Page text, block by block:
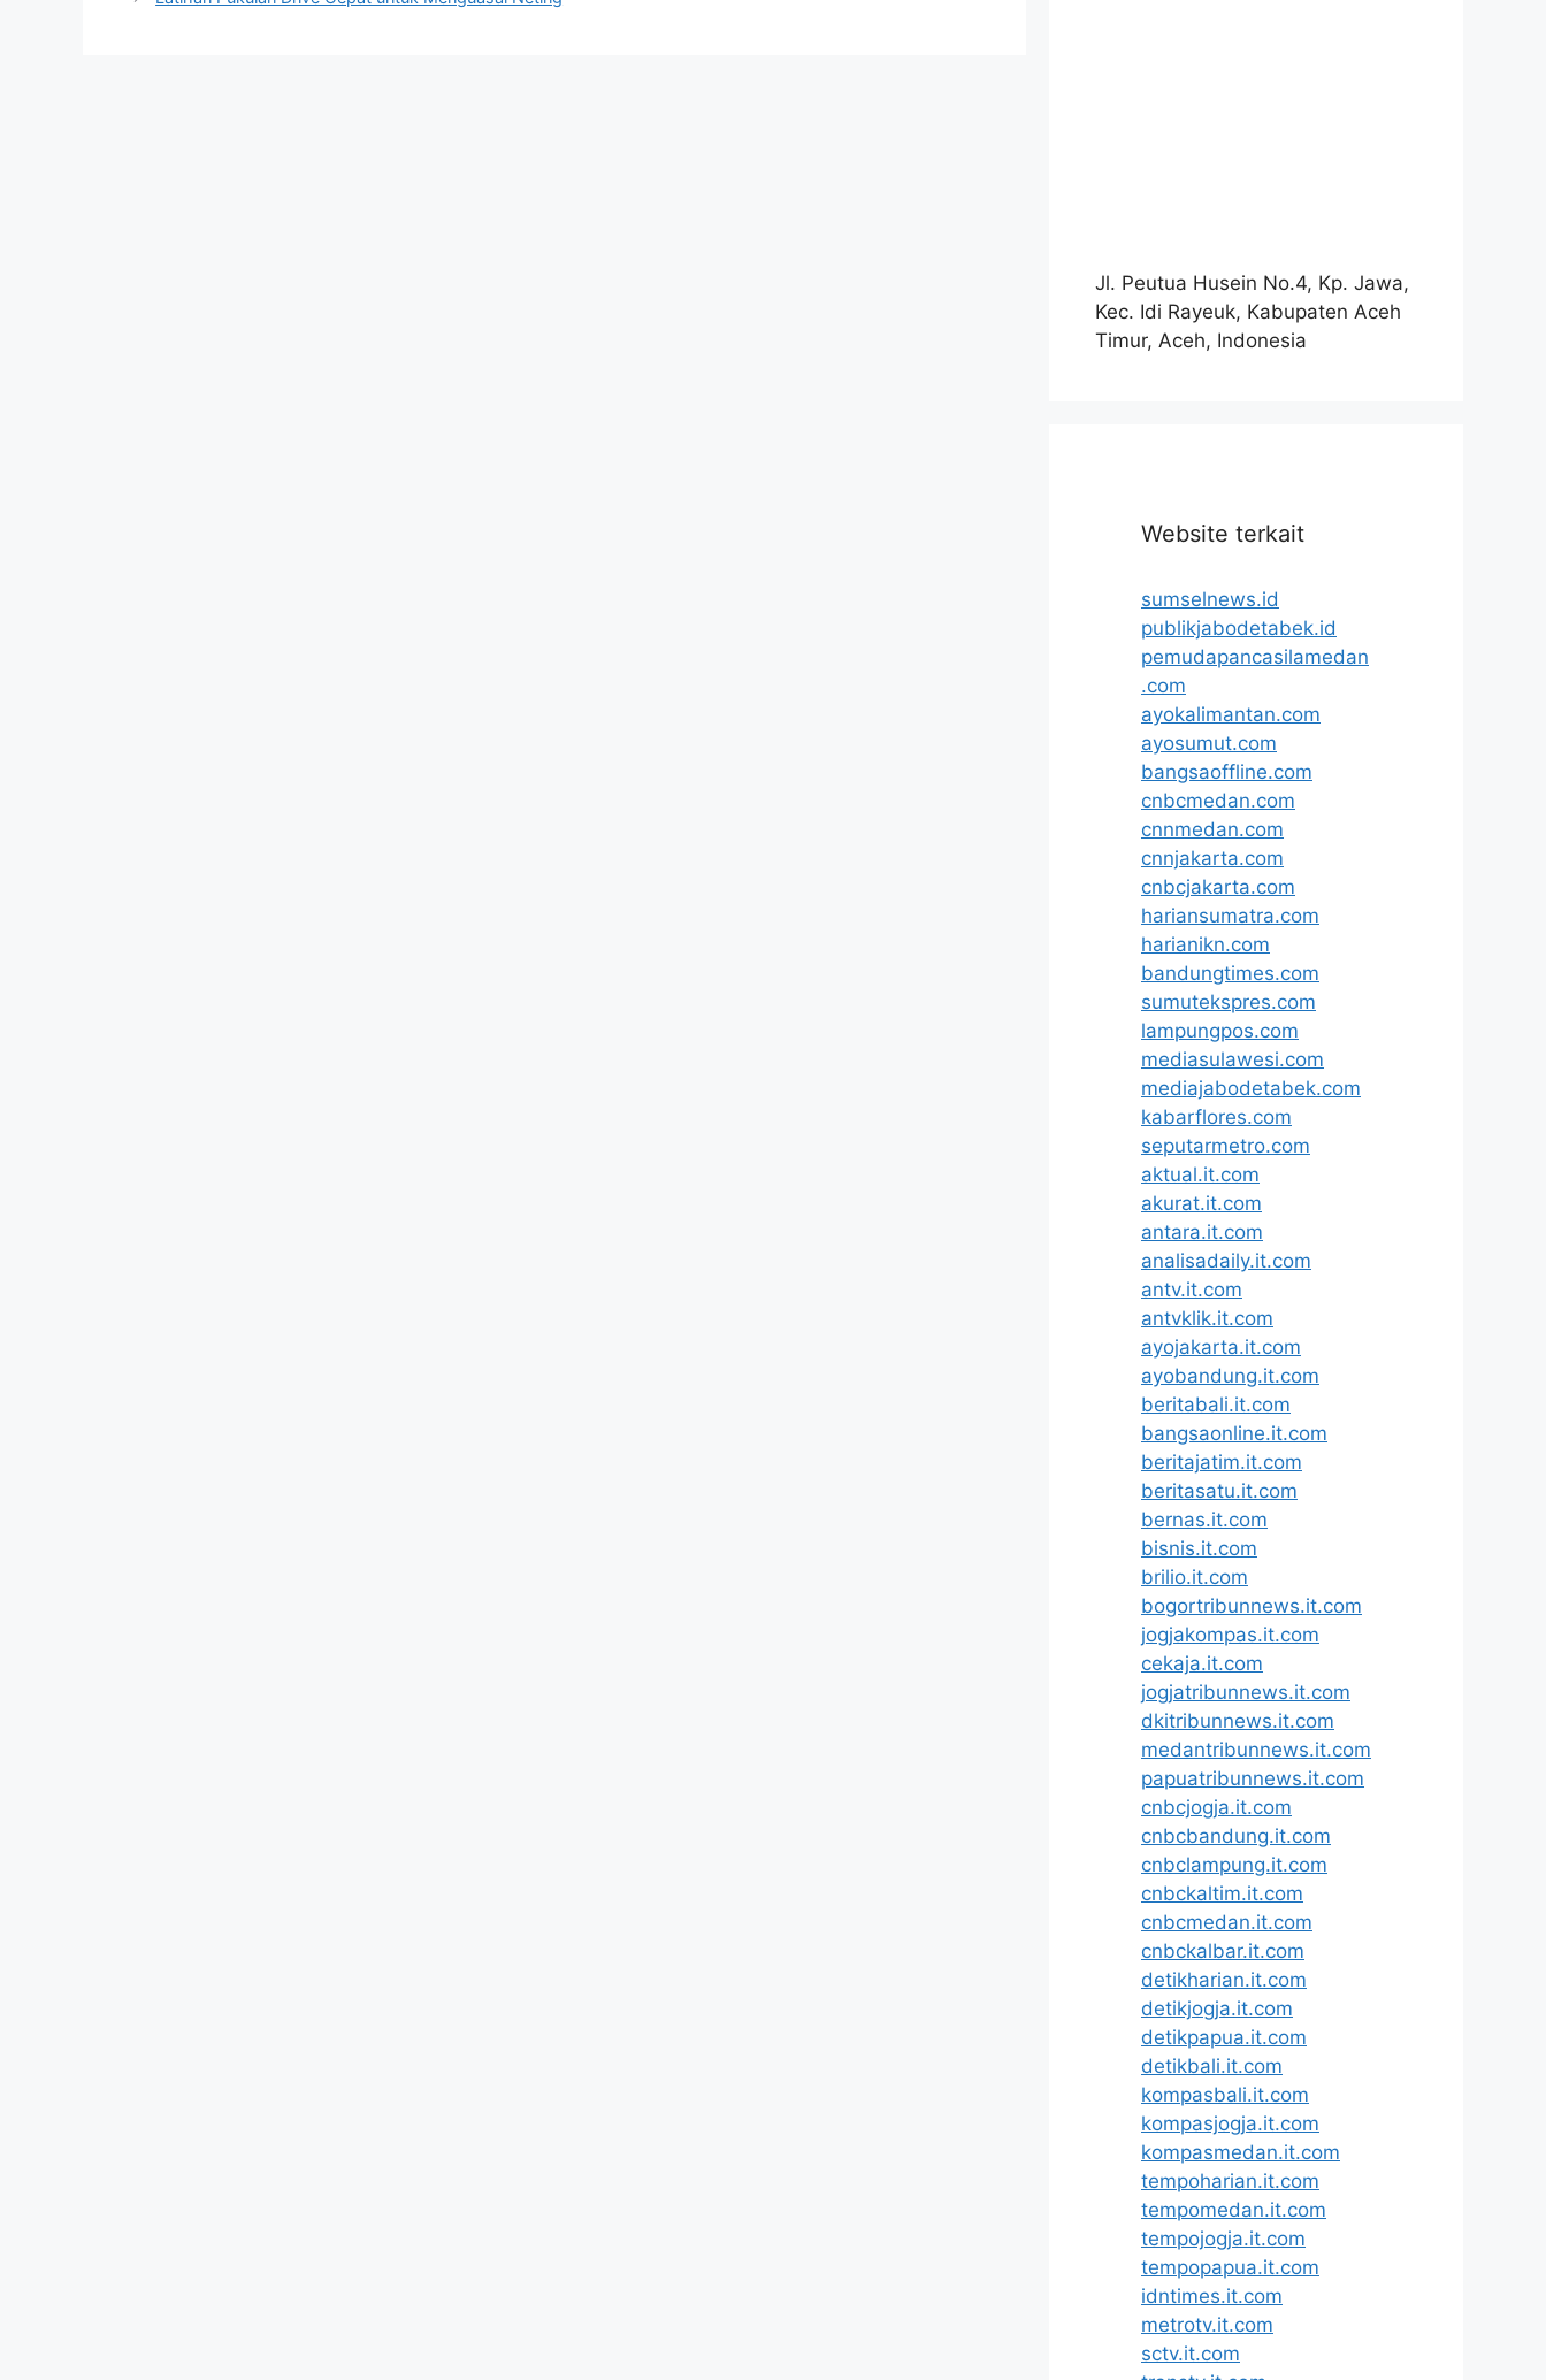
Jl. Peutua Husein No.4, Kp. Jawa,
Kec. Idi Rayeuk, Kabupaten Aceh
Timur, Aceh, Indonesia
Website terkait
sumselnews.id
publikjabodetabek.id
pemudapancasilamedan
.com
ayokalimantan.com
ayosumut.com
bangsaoffline.com
cnbcmedan.com
cnnmedan.com
cnnjakarta.com
cnbcjakarta.com
hariansumatra.com
harianikn.com
bandungtimes.com
sumutekspres.com
lampungpos.com
mediasulawesi.com
mediajabodetabek.com
kabarflores.com
seputarmetro.com
aktual.it.com
akurat.it.com
antara.it.com
analisadaily.it.com
antv.it.com
antvklik.it.com
ayojakarta.it.com
ayobandung.it.com
beritabali.it.com
bangsaonline.it.com
beritajatim.it.com
beritasatu.it.com
bernas.it.com
bisnis.it.com
brilio.it.com
bogortribunnews.it.com
jogjakompas.it.com
cekaja.it.com
jogjatribunnews.it.com
dkitribunnews.it.com
medantribunnews.it.com
papuatribunnews.it.com
cnbcjogja.it.com
cnbcbandung.it.com
cnbclampung.it.com
cnbckaltim.it.com
cnbcmedan.it.com
cnbckalbar.it.com
detikharian.it.com
detikjogja.it.com
detikpapua.it.com
detikbali.it.com
kompasbali.it.com
kompasjogja.it.com
kompasmedan.it.com
tempoharian.it.com
tempomedan.it.com
tempojogja.it.com
tempopapua.it.com
idntimes.it.com
metrotv.it.com
sctv.it.com